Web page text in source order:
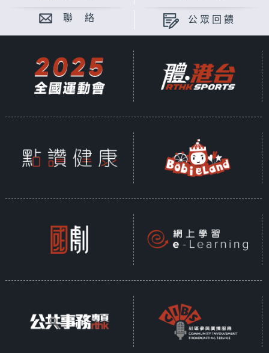
聯 絡 公眾回饋